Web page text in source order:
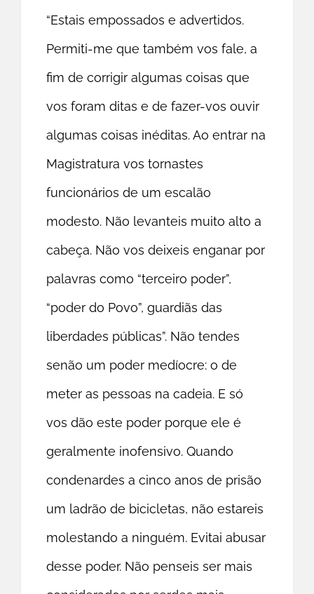
“Estais empossados e advertidos.
Permiti-me que também vos fale, a
fim de corrigir algumas coisas que
vos foram ditas e de fazer-vos ouvir
algumas coisas inéditas. Ao entrar na
Magistratura vos tornastes
funcionários de um escalão
modesto. Não levanteis muito alto a
cabeça. Não vos deixeis enganar por
palavras como “terceiro poder”,
“poder do Povo”, guardiãs das
liberdades públicas”. Não tendes
senão um poder medíocre: o de
meter as pessoas na cadeia. E só
vos dão este poder porque ele é
geralmente inofensivo. Quando
condenardes a cinco anos de prisão
um ladrão de bicicletas, não estareis
molestando a ninguém. Evitai abusar
desse poder. Não penseis ser mais